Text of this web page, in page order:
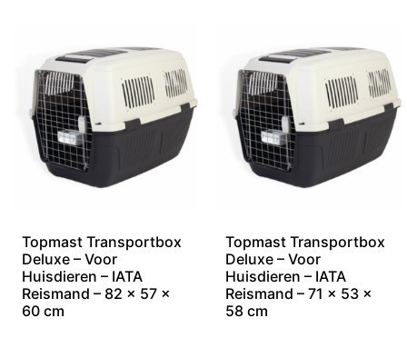
Topmast Transportbox
Deluxe – Voor
Huisdieren – IATA
Reismand – 82 x 57 x
60 cm
Topmast Transportbox
Deluxe – Voor
Huisdieren – IATA
Reismand – 71 x 53 x
58 cm